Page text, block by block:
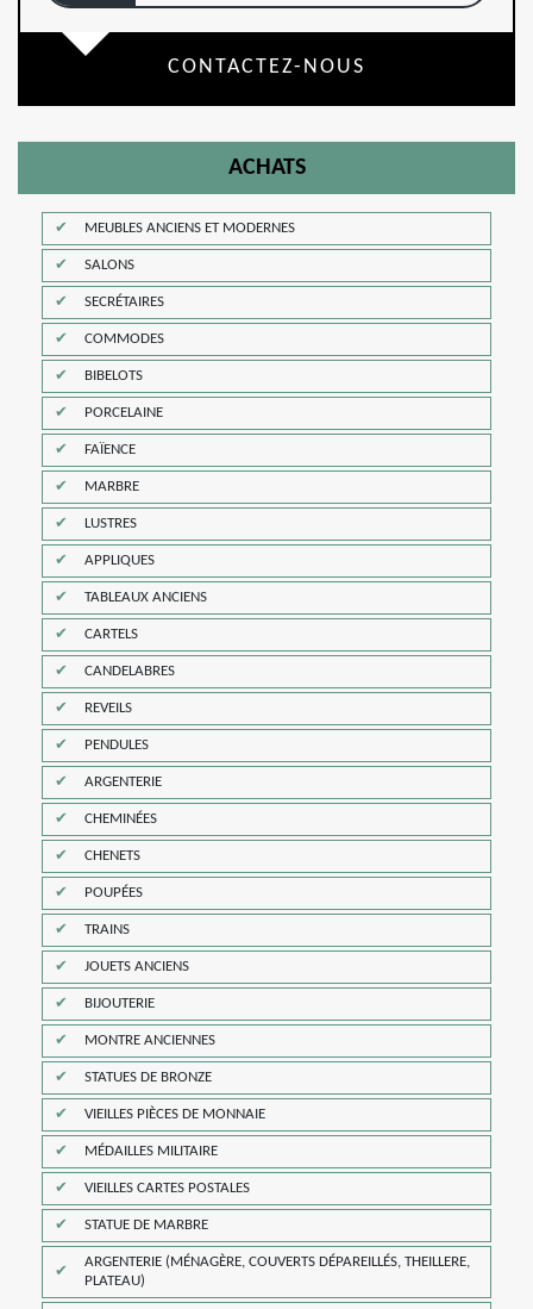
CONTACTEZ-NOUS
ACHATS
MEUBLES ANCIENS ET MODERNES
SALONS
SECRÉTAIRES
COMMODES
BIBELOTS
PORCELAINE
FAÏENCE
MARBRE
LUSTRES
APPLIQUES
TABLEAUX ANCIENS
CARTELS
CANDELABRES
REVEILS
PENDULES
ARGENTERIE
CHEMINÉES
CHENETS
POUPÉES
TRAINS
JOUETS ANCIENS
BIJOUTERIE
MONTRE ANCIENNES
STATUES DE BRONZE
VIEILLES PIÈCES DE MONNAIE
MÉDAILLES MILITAIRE
VIEILLES CARTES POSTALES
STATUE DE MARBRE
ARGENTERIE (MÉNAGÈRE, COUVERTS DÉPAREILLÉS, THEILLERE,
PLATEAU)